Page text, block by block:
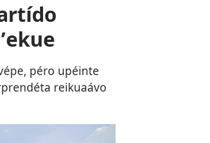
péro upéinte
reikuaávo